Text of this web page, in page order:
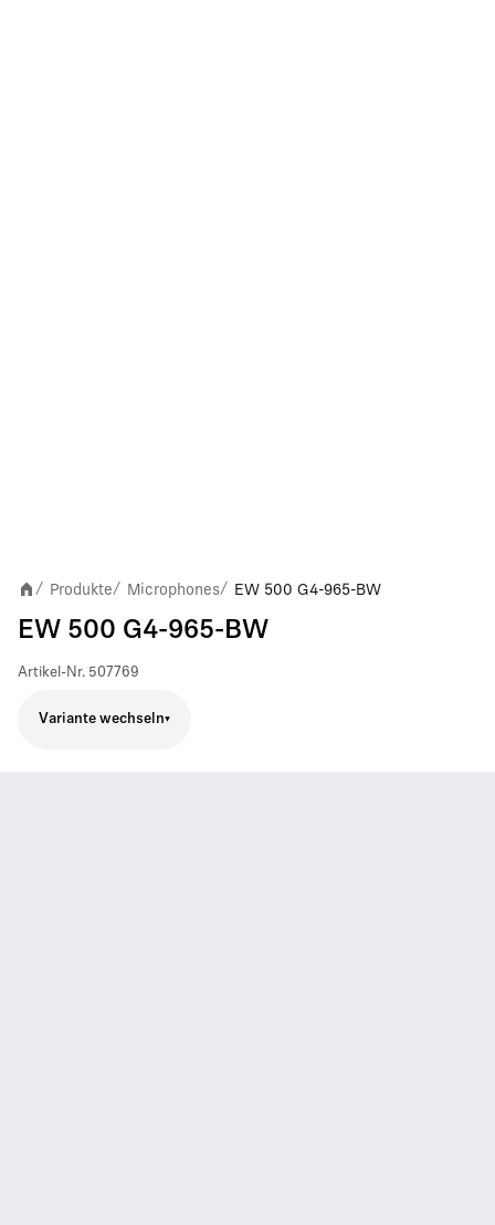
/ Produkte/ Microphones/ EW 500 G4-965-BW
EW 500 G4-965-BW
Artikel-Nr. 507769
Variante wechseln